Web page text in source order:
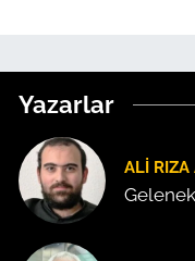
Yazarlar
ALI RIZA